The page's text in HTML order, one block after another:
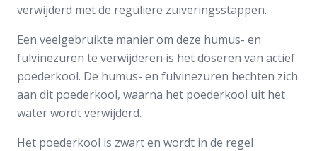
verwijderd met de reguliere zuiveringsstappen.
Een veelgebruikte manier om deze humus- en
fulvinezuren te verwijderen is het doseren van actief
poederkool. De humus- en fulvinezuren hechten zich
aan dit poederkool, waarna het poederkool uit het
water wordt verwijderd.
Het poederkool is zwart en wordt in de regel